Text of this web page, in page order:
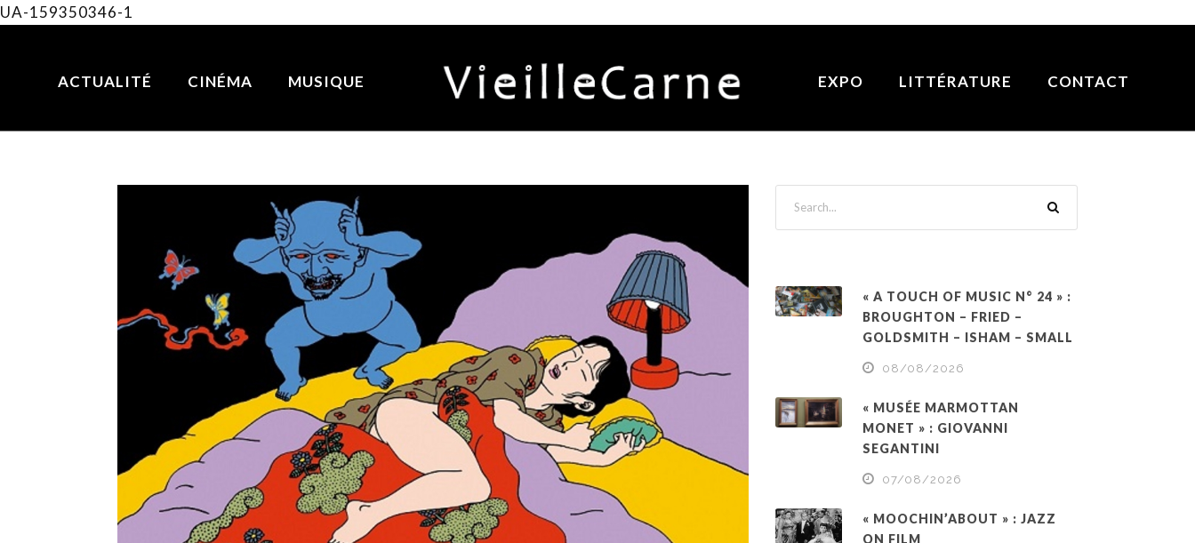
UA-159350346-1
ACTUALITÉ CINÉMA MUSIQUE EXPO LITTÉRATURE CONTACT
« A TOUCH OF MUSIC N° 24 » :
BROUGHTON – FRIED –
GOLDSMITH – ISHAM – SMALL
08/08/2026
« MUSÉE MARMOTTAN
MONET » : GIOVANNI
SEGANTINI
07/08/2026
« MOOCHIN’ABOUT » : JAZZ
ON FILM